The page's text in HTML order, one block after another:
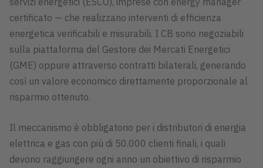
certificato — che realizzano interventi di efficienza
energetica verificabili e misurabili. I CB sono negoziabili
sulla piattaforma del Gestore dei Mercati Energetici
(GME) oppure attraverso contratti bilaterali, generando
così un valore economico direttamente proporzionale al
risparmio ottenuto.
Il meccanismo è obbligatorio per i distributori di energia
elettrica e gas con più di 50.000 clienti finali, i quali
devono raggiungere ogni anno un obiettivo di risparmio